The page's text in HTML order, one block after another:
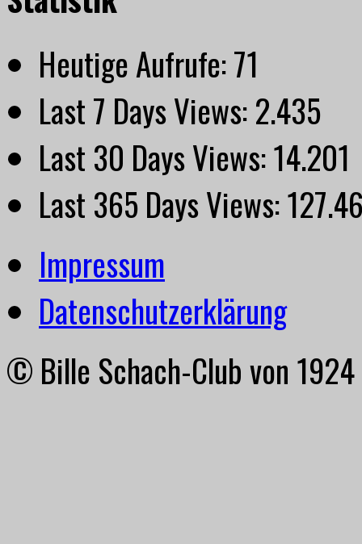
Heutige Aufrufe:71
Last 7 Days Views:2.435
Last 30 Days Views:14.201
Last 365 Days Views:
Impressum
Datenschutzerklärung
© Bille Schach-Club von